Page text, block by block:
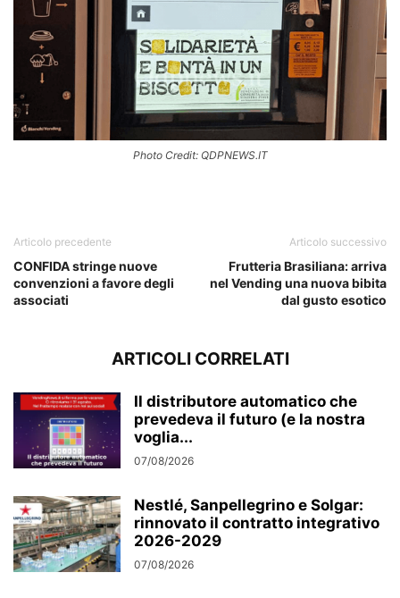
Photo Credit: QDPNEWS.IT
Articolo precedente
CONFIDA stringe nuove
convenzioni a favore degli
associati
Articolo successivo
Frutteria Brasiliana: arriva
nel Vending una nuova bibita
dal gusto esotico
ARTICOLI CORRELATI
Il distributore automatico che
prevedeva il futuro (e la nostra
voglia...
07/08/2026
Nestlé, Sanpellegrino e Solgar:
rinnovato il contratto integrativo
2026-2029
07/08/2026